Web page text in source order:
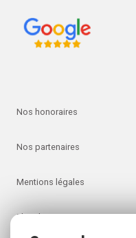
Nos honoraires
Nos partenaires
Mentions légales
Plan du site